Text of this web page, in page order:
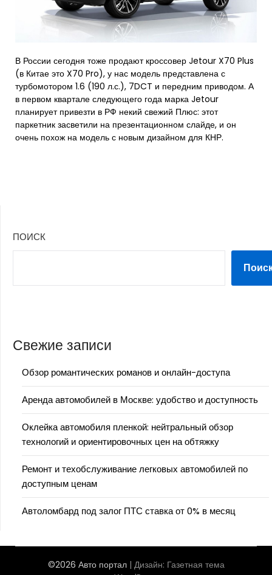
В России сегодня тоже продают кроссовер Jetour X70 Plus
(в Китае это X70 Pro), у нас модель представлена с
турбомотором 1.6 (190 л.с.), 7DCT и передним приводом. А
в первом квартале следующего года марка Jetour
планирует привезти в РФ некий свежий Плюс: этот
паркетник засветили на презентационном слайде, и он
очень похож на модель с новым дизайном для КНР.
ПОИСК
Свежие записи
Обзор романтических романов и онлайн-доступа
Аренда автомобилей в Москве: удобство и доступность
Оклейка автомобиля пленкой: нейтральный обзор
технологий и ориентировочных цен на обтяжку
Ремонт и техобслуживание легковых автомобилей по
доступным ценам
Автоломбард под залог ПТС ставка от 0% в месяц
©2026 Авто портал | Дизайн: Газетная тема